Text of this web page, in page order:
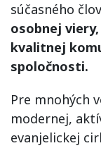
súčasného
osobnej
kvalitnej
spoločnosti.
Pre mnohých
modernej,
evanjelickej